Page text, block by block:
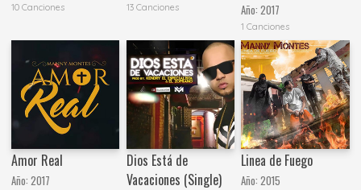
10 Canciones 13 Canciones Año:2017
1 Canciones
Amor Real
Año:2017
Dios Está de
Vacaciones (Single)
Linea de Fuego
Año:2015